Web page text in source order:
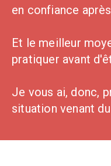
en confiance
Et le meilleur
pratiquer avant
Je vous ai, donc,
situation venant